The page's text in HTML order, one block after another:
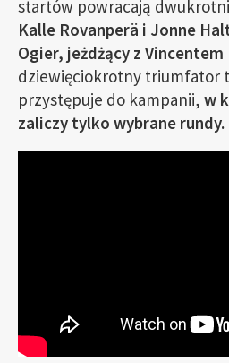
startów powracają
Kalle Rovanperä i Jonne
Ogier, jeżdżący z
dziewięciokrotny triumfator
przystępuje do kampanii, w
zaliczy tylko wybrane rundy.